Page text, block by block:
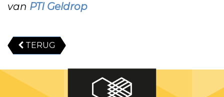
van PTI Geldrop
TERUG